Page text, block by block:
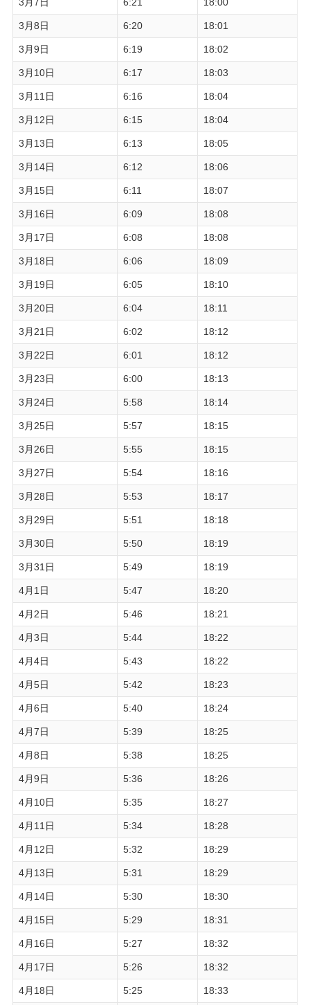
3月8日 6:20 18:01
3月9日 6:19 18:02
3月10日 6:17 18:03
3月11日 6:16 18:04
3月12日 6:15 18:04
3月13日 6:13 18:05
3月14日 6:12 18:06
3月15日 6:11 18:07
3月16日 6:09 18:08
3月17日 6:08 18:08
3月18日 6:06 18:09
3月19日 6:05 18:10
3月20日 6:04 18:11
3月21日 6:02 18:12
3月22日 6:01 18:12
3月23日 6:00 18:13
3月24日 5:58 18:14
3月25日 5:57 18:15
3月26日 5:55 18:15
3月27日 5:54 18:16
3月28日 5:53 18:17
3月29日 5:51 18:18
3月30日 5:50 18:19
3月31日 5:49 18:19
4月1日 5:47 18:20
4月2日 5:46 18:21
4月3日 5:44 18:22
4月4日 5:43 18:22
4月5日 5:42 18:23
4月6日 5:40 18:24
4月7日 5:39 18:25
4月8日 5:38 18:25
4月9日 5:36 18:26
4月10日 5:35 18:27
4月11日 5:34 18:28
4月12日 5:32 18:29
4月13日 5:31 18:29
4月14日 5:30 18:30
4月15日 5:29 18:31
4月16日 5:27 18:32
4月17日 5:26 18:32
4月18日 5:25 18:33